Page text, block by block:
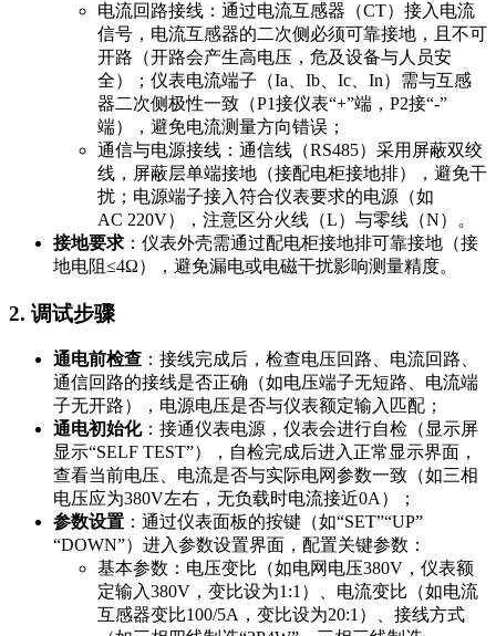
电流回路接线：通过电流互感器（CT）接入电流
信号，电流互感器的二次侧必须可靠接地，且不可
开路（开路会产生高电压，危及设备与人员安
全）；仪表电流端子（Ia、Ib、Ic、In）需与互感
器二次侧极性一致（P1接仪表“+”端，P2接“-”
端），避免电流测量方向错误；
通信与电源接线：通信线（RS485）采用屏蔽双绞
线，屏蔽层单端接地（接配电柜接地排），避免干
扰；电源端子接入符合仪表要求的电源（如
AC 220V），注意区分火线（L）与零线（N）。
接地要求 ：仪表外壳需通过配电柜接地排可靠接地（接
地电阻≤4Ω），避免漏电或电磁干扰影响测量精度。
2. 调试步骤
通电前检查 ：接线完成后，检查电压回路、电流回路、
通信回路的接线是否正确（如电压端子无短路、电流端
子无开路），电源电压是否与仪表额定输入匹配；
通电初始化：接通仪表电源，仪表会进行自检（显示屏
显示“SELF TEST”），自检完成后进入正常显示界面，
查看当前电压、电流是否与实际电网参数一致（如三相
电压应为380V左右，无负载时电流接近0A）；
参数设置 ：通过仪表面板的按键（如“SET”“UP”
“DOWN”）进入参数设置界面，配置关键参数：
基本参数：电压变比（如电网电压380V，仪表额
定输入380V，变比设为1:1）、电流变比（如电流
互感器变比100/5A，变比设为20:1）、接线方式